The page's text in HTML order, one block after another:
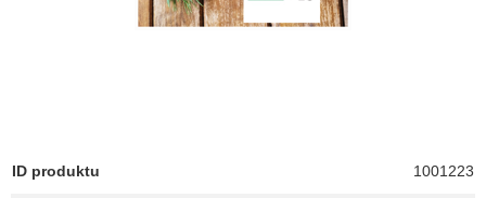
ID produktu 1001223